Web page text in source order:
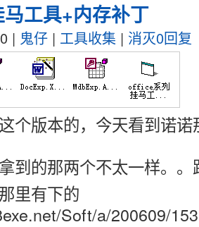
工具+内存补丁
| 鬼仔 | 工具收集 | 消灭0回复
个版本的，今天看到诺
到的那两个不太一样。
里有下的
Soft/a/200609/